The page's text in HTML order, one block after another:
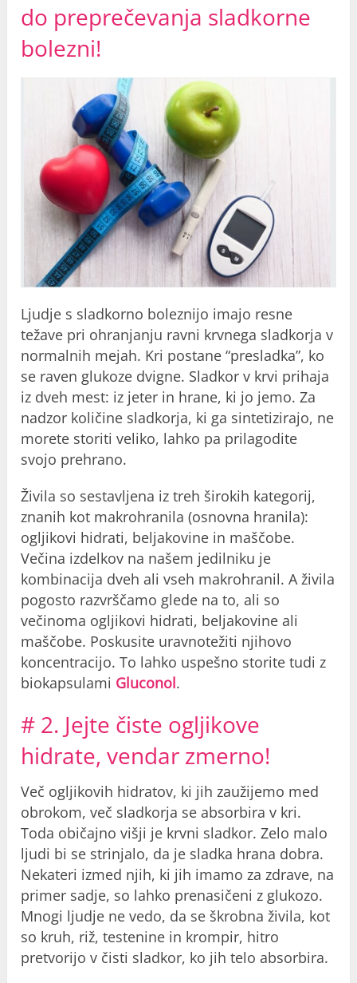
do preprečevanja sladkorne
bolezni!
Ljudje s sladkorno boleznijo imajo resne
težave pri ohranjanju ravni krvnega sladkorja v
normalnih mejah. Kri postane “presladka”, ko
se raven glukoze dvigne. Sladkor v krvi prihaja
iz dveh mest: iz jeter in hrane, ki jo jemo. Za
nadzor količine sladkorja, ki ga sintetizirajo, ne
morete storiti veliko, lahko pa prilagodite
svojo prehrano.
Živila so sestavljena iz treh širokih kategorij,
znanih kot makrohranila (osnovna hranila):
ogljikovi hidrati, beljakovine in maščobe.
Večina izdelkov na našem jedilniku je
kombinacija dveh ali vseh makrohranil. A živila
pogosto razvrščamo glede na to, ali so
večinoma ogljikovi hidrati, beljakovine ali
maščobe. Poskusite uravnotežiti njihovo
koncentracijo. To lahko uspešno storite tudi z
biokapsulami Gluconol.
# 2. Jejte čiste ogljikove
hidrate, vendar zmerno!
Več ogljikovih hidratov, ki jih zaužijemo med
obrokom, več sladkorja se absorbira v kri.
Toda običajno višji je krvni sladkor. Zelo malo
ljudi bi se strinjalo, da je sladka hrana dobra.
Nekateri izmed njih, ki jih imamo za zdrave, na
primer sadje, so lahko prenasičeni z glukozo.
Mnogi ljudje ne vedo, da se škrobna živila, kot
so kruh, riž, testenine in krompir, hitro
pretvorijo v čisti sladkor, ko jih telo absorbira.